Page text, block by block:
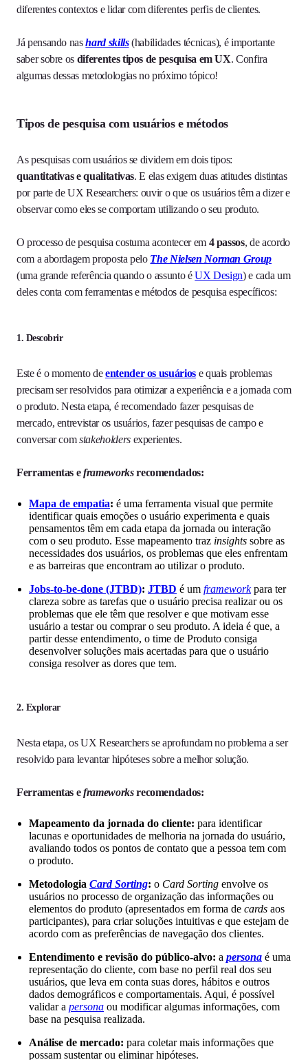
diferentes contextos e lidar com diferentes perfis de clientes.
Já pensando nashard skills (habilidades técnicas), é importante
saber sobre os diferentes tipos de pesquisa em UX. Confira
algumas dessas metodologias no próximo tópico!
Tipos de pesquisa com usuários e métodos
As pesquisas com usuários se dividem em dois tipos:
quantitativas e qualitativas. E elas exigem duas atitudes distintas
por parte de UX Researchers: ouvir o que os usuários têm a dizer e
observar como eles se comportam utilizando o seu produto.
O processo de pesquisa costuma acontecer em 4 passos, de acordo
com a abordagem proposta pelo The Nielsen Norman Group
(uma grande referência quando o assunto éUX Design) e cada um
deles conta com ferramentas e métodos de pesquisa específicos:
1. Descobrir
Este é o momento deentender os usuáriose quais problemas
precisam ser resolvidos para otimizar a experiência e a jornada com
o produto. Nesta etapa, é recomendado fazer pesquisas de
mercado, entrevistar os usuários, fazer pesquisas de campo e
conversar comstakeholders experientes.
Ferramentas eframeworksrecomendados:
Mapa de empatia: é uma ferramenta visual que permite
identificar quais emoções o usuário experimenta e quais
pensamentos têm em cada etapa da jornada ou interação
com o seu produto. Esse mapeamento traz insights sobre as
necessidades dos usuários, os problemas que eles enfrentam
e as barreiras que encontram ao utilizar o produto.
Jobs-to-be-done (JTBD): JTBD é um frameworkpara ter
clareza sobre as tarefas que o usuário precisa realizar ou os
problemas que ele têm que resolver e que motivam esse
usuário a testar ou comprar o seu produto. A ideia é que, a
partir desse entendimento, o time de Produto consiga
desenvolver soluções mais acertadas para que o usuário
consiga resolver as dores que tem.
2. Explorar
Nesta etapa, os UX Researchers se aprofundam no problema a ser
resolvido para levantar hipóteses sobre a melhor solução.
Ferramentas eframeworksrecomendados:
Mapeamento da jornada do cliente: para identificar
lacunas e oportunidades de melhoria na jornada do usuário,
avaliando todos os pontos de contato que a pessoa tem com
o produto.
Metodologia Card Sorting: o Card Sorting envolve os
usuários no processo de organização das informações ou
elementos do produto (apresentados em forma de cards aos
participantes), para criar soluções intuitivas e que estejam de
acordo com as preferências de navegação dos clientes.
Entendimento e revisão do público-alvo: a persona é uma
representação do cliente, com base no perfil real dos seu
usuários, que leva em conta suas dores, hábitos e outros
dados demográficos e comportamentais. Aqui, é possível
validar a persona ou modificar algumas informações, com
base na pesquisa realizada.
Análise de mercado: para coletar mais informações que
possam sustentar ou eliminar hipóteses.